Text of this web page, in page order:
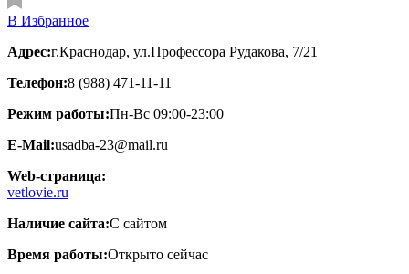
В Избранное
Адрес:г.Краснодар, ул.Профессора Рудакова, 7/21
Телефон:8 (988) 471-11-11
Режим работы:Пн-Вс 09:00-23:00
E-Mail:usadba-23@mail.ru
Web-страница:
vetlovie.ru
Наличие сайта:С сайтом
Время работы:Открыто сейчас